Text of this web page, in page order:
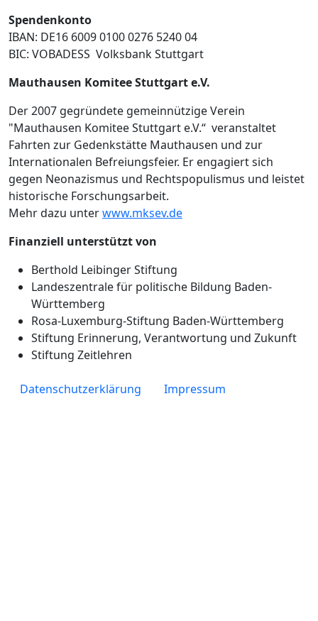
Spendenkonto
IBAN: DE16 6009 0100 0276 5240 04
BIC: VOBADESS Volksbank Stuttgart
Mauthausen Komitee Stuttgart e.V.
Der 2007 gegründete gemeinnützige Verein
"Mauthausen Komitee Stuttgart e.V.“ veranstaltet
Fahrten zur Gedenkstätte Mauthausen und zur
Internationalen Befreiungsfeier. Er engagiert sich
gegen Neonazismus und Rechtspopulismus und leistet
historische Forschungsarbeit.
Mehr dazu unterwww.mksev.de
Finanziell unterstützt von
Berthold Leibinger Stiftung
Landeszentrale für politische Bildung Baden-
Württemberg
Rosa-Luxemburg-Stiftung Baden-Württemberg
Stiftung Erinnerung, Verantwortung und Zukunft
Stiftung Zeitlehren
Fußzeile
Datenschutzerklärung Impressum